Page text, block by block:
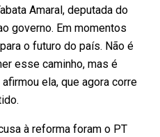
Amaral, deputada do
governo. Em momentos
o futuro do país. Não é
esse caminho, mas é
ela, que agora corre
à reforma foram o PT